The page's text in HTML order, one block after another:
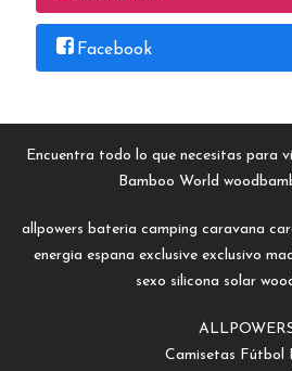
Facebook
Encuentra todo lo que necesitas para
Bamboo World
allpowers bateria camping caravana
energia espana exclusive exclusivo
sexo silicona solar
Camisetas Fútbol